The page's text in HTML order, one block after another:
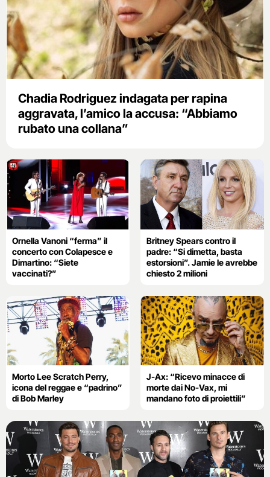
Chadia Rodriguez indagata per rapina
aggravata, l’amico la accusa: “Abbiamo
rubato una collana”
Ornella Vanoni “ferma” il
concerto con Colapesce e
Dimartino: “Siete
vaccinati?”
Britney Spears contro il
padre: “Si dimetta, basta
estorsioni”. Jamie le avrebbe
chiesto 2 milioni
Morto Lee Scratch Perry,
icona del reggae e “padrino”
di Bob Marley
J-Ax: “Ricevo minacce di
morte dai No-Vax, mi
mandano foto di proiettili”